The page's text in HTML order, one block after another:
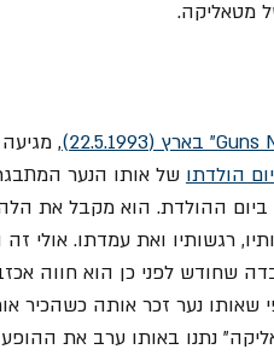
מטאליקה.
,
של אותו הנער
ההולדת. הוא מקבל את
רגשותיו ואת עמדתו. אולי
שחודש לפני כן הוא חווה
נתנו באותו ערב את